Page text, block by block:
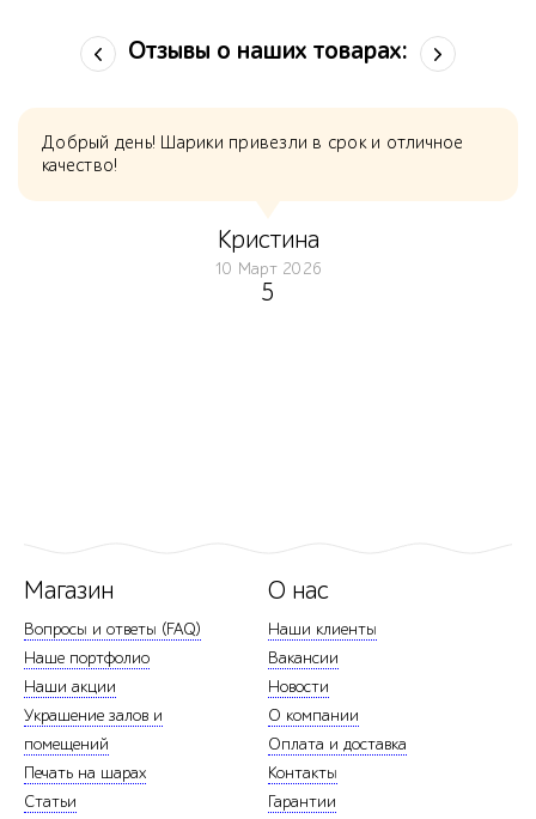
Отзывы о наших товарах:
Добрый день! Шарики привезли в срок и отличное
качество!
Кристина
10 Март 2026
5
Магазин
Вопросы и ответы (FAQ)
Наше портфолио
Наши акции
Украшение залов и
помещений
Печать на шарах
Статьи
О нас
Наши клиенты
Вакансии
Новости
О компании
Оплата и доставка
Контакты
Гарантии